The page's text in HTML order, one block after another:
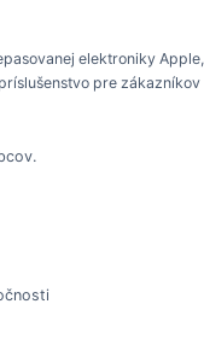
elektroniky Apple,
pre zákazníkov